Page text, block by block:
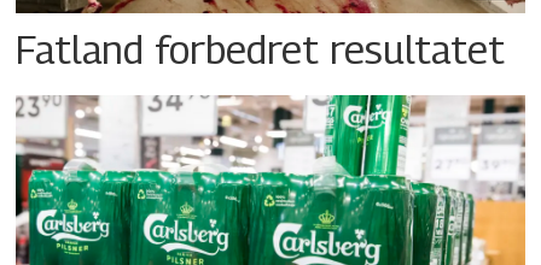
Fatland forbedret resultatet